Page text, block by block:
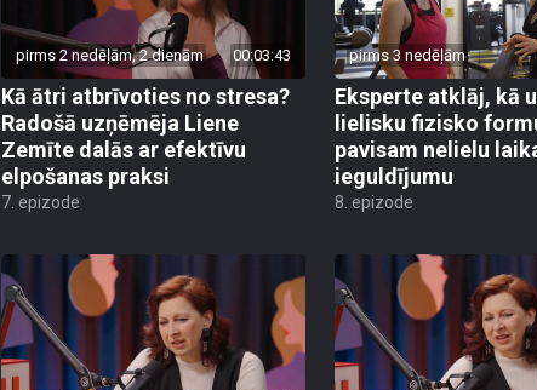
pirms 2 nedēļām, 2 dienām 00:03:43
Kā ātri atbrīvoties no stresa?
Radošā uzņēmēja Liene
Zemīte dalās ar efektīvu
elpošanas praksi
7. epizode
pirms 3 nedēļām
Eksperte atklāj, kā
lielisku fizisko
pavisam nelielu
ieguldījumu
8. epizode